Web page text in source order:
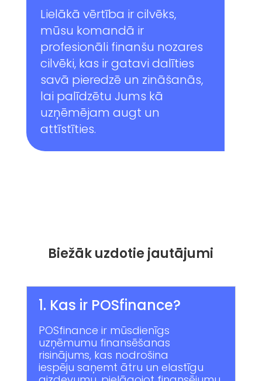
Lielākā vērtība ir cilvēks,
mūsu komandā ir
profesionāli finanšu nozares
cilvēki, kas ir gatavi dalīties
savā pieredzē un zināšanās,
lai palīdzētu Jums kā
uzņēmējam augt un
attīstīties.
Biežākuzdotie jautājumi
1. Kas ir POSfinance?
POSfinance ir mūsdienīgs
uzņēmumu finansēšanas
risinājums, kas nodrošina
iespēju saņemt ātru un elastīgu